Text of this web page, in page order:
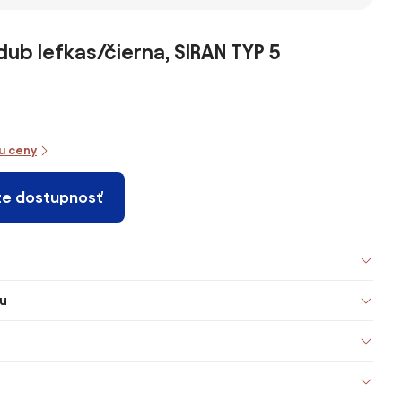
lefkas/čierna, SIRAN TYP 5
ceny
dostupnosť